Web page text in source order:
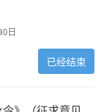
日
已经结束